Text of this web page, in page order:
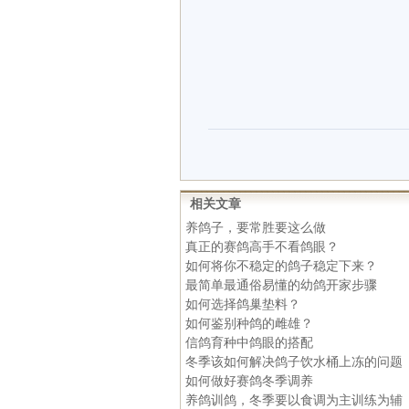
相关文章
养鸽子，要常胜要这么做
真正的赛鸽高手不看鸽眼？
如何将你不稳定的鸽子稳定下来？
最简单最通俗易懂的幼鸽开家步骤
如何选择鸽巢垫料？
如何鉴别种鸽的雌雄？
信鸽育种中鸽眼的搭配
冬季该如何解决鸽子饮水桶上冻的问题
如何做好赛鸽冬季调养
养鸽训鸽，冬季要以食调为主训练为辅